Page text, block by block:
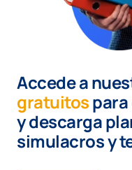
Accede a
gratuitos
ydescarga
simulacros y